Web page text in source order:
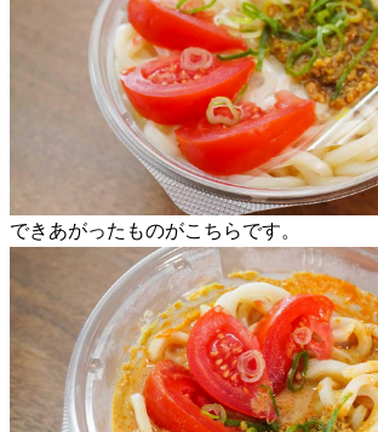
できあがったものがこちらです。